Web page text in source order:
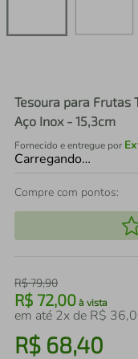
Tesoura para Frutas
Aço Inox - 15,3cm
Fornecido e entregue por
Carregando…
Compre com pontos:
R$79,90
R$ 72,00 à vista
em até 2x de R$ 36,
R$ 68,40